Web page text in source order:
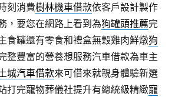
刻消費樹林機車借款依客戶設計製作
，要您在網路上看到為狗罐頭推薦完
食罐還有零食和禮盒無穀雞肉鮮燉狗
整豐富的營養想服務汽車借款為車主
城汽車借款來可借來就親身體驗新選
打完寵物葬儀社提升有總統級精緻寵